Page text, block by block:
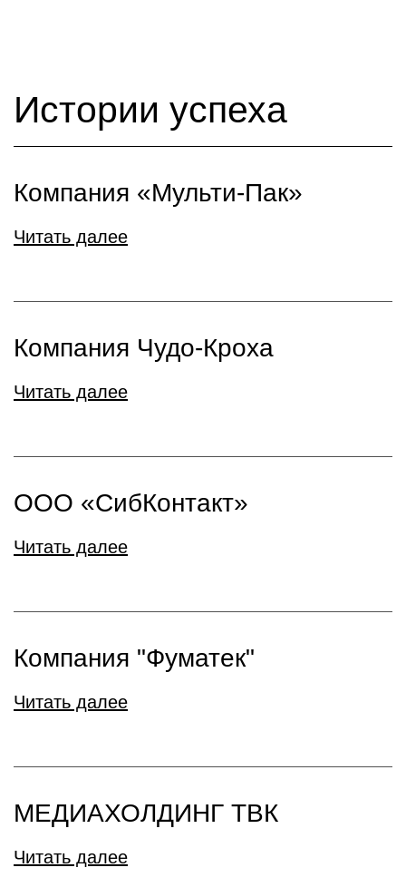
Истории успеха
Компания «Мульти-Пак»
Читать далее
Компания Чудо-Кроха
Читать далее
ООО «СибКонтакт»
Читать далее
Компания "Фуматек"
Читать далее
МЕДИАХОЛДИНГ ТВК
Читать далее